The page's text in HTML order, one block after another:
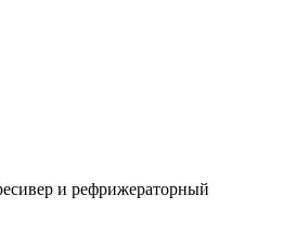
и рефрижераторный